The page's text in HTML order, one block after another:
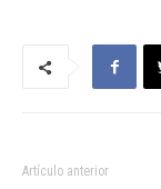
Artículo anterior